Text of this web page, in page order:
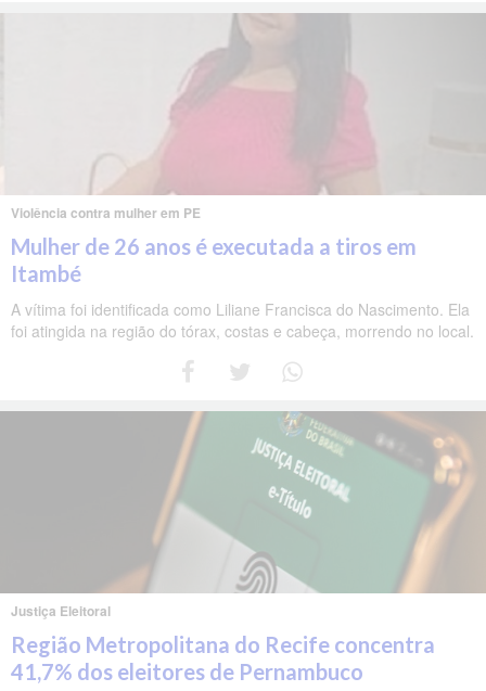
Violência contra mulher em PE
Mulher de 26 anos é executada a tiros em
Itambé
A vítima foi identificada como Liliane Francisca do Nascimento. Ela
foi atingida na região do tórax, costas e cabeça, morrendo no local.
Justiça Eleitoral
Região Metropolitana do Recife concentra
41,7% dos eleitores de Pernambuco